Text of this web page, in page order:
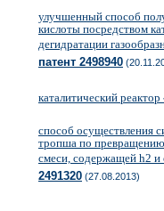
улучшенный способ
кислоты посредством
дегидратации
патент 2498940
каталитический реактор
способ осуществления
тропша по
смеси, содержащей h2 и
2491320 (27.08.2013)